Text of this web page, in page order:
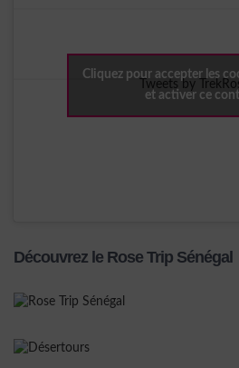
Tweets by
Cliquez pour accepter les
et activer ce
Découvrez le Rose Trip Sénégal